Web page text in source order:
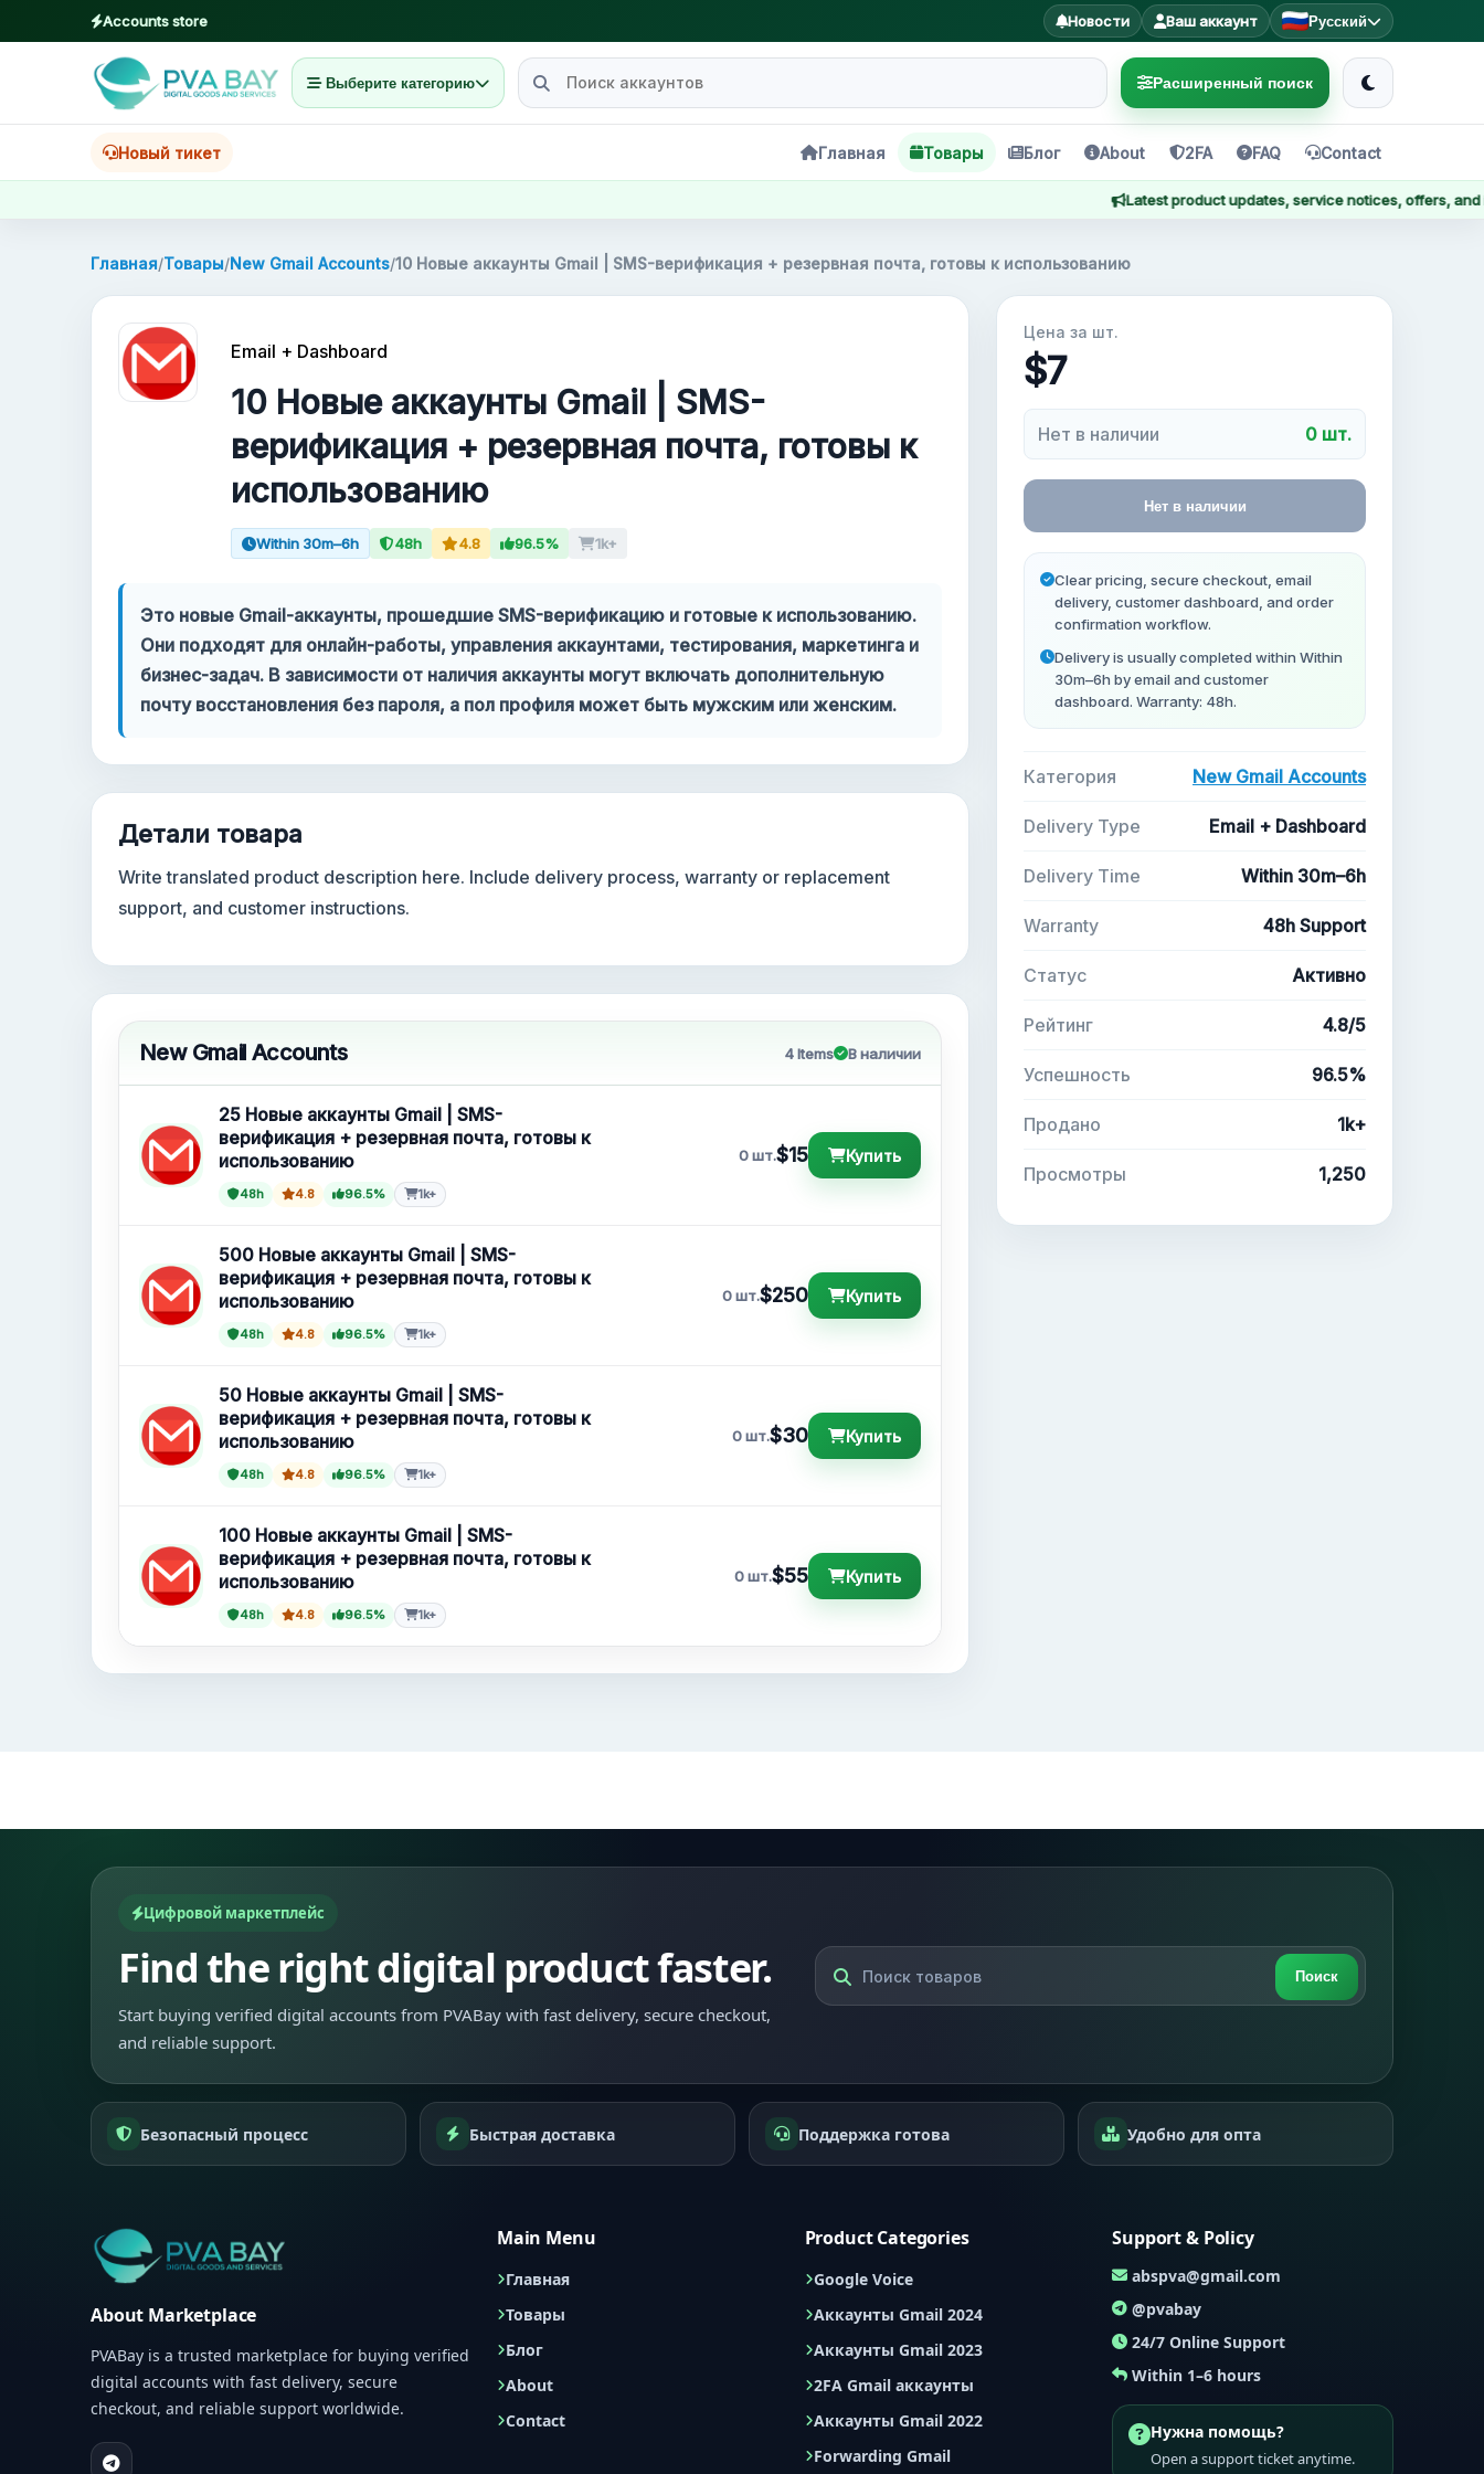
Accounts store Новости Ваш аккаунт Русский
Выберите категорию Расширенный поиск
Новый тикет Главная Товары Блог About 2FA FAQ Contact
Latest product updates, service notices, offers, and
Главная
About
Поддержка
Google Voice
Аккаунты Gmail 2024
Аккаунты Gmail 2023
2FA Gmail аккаунты
Новые Gmail аккаунты
Главная/Товары/New Gmail Accounts/10 Новые аккаунты Gmail | SMS-верификация + резервная почта, готовы к использованию
Email + Dashboard
10 Новые аккаунты Gmail | SMS-
верификация + резервная почта, готовы к
использованию
Within 30m–6h 48h 4.8 96.5% 1k+
Это новые Gmail-аккаунты, прошедшие SMS-верификацию и готовые к использованию.
Они подходят для онлайн-работы, управления аккаунтами, тестирования, маркетинга и
бизнес-задач. В зависимости от наличия аккаунты могут включать дополнительную
почту восстановления без пароля, а пол профиля может быть мужским или женским.
Цена за шт.
$7
Нет в наличии 0 шт.
Нет в наличии
Clear pricing, secure checkout, email
delivery, customer dashboard, and order
confirmation workflow.
Delivery is usually completed within Within
30m–6h by email and customer
dashboard. Warranty: 48h.
Категория New Gmail Accounts
Delivery Type Email + Dashboard
Delivery Time Within 30m–6h
Warranty 48h Support
Статус Активно
Рейтинг 4.8/5
Успешность 96.5%
Продано 1k+
Просмотры 1,250
Детали товара
Write translated product description here. Include delivery process, warranty or replacement
support, and customer instructions.
New Gmail Accounts 4 Items В наличии
25 Новые аккаунты Gmail | SMS-
верификация + резервная почта, готовы к
использованию
48h 4.8 96.5% 1k+
0 шт.$15 Купить
500 Новые аккаунты Gmail | SMS-
верификация + резервная почта, готовы к
использованию
48h 4.8 96.5% 1k+
0 шт.$250 Купить
50 Новые аккаунты Gmail | SMS-
верификация + резервная почта, готовы к
использованию
48h 4.8 96.5% 1k+
0 шт.$30 Купить
100 Новые аккаунты Gmail | SMS-
верификация + резервная почта, готовы к
использованию
48h 4.8 96.5% 1k+
0 шт.$55 Купить
Цифровой маркетплейс
Find the right digital product faster.
Start buying verified digital accounts from PVABay with fast delivery, secure checkout,
and reliable support.
Поиск
Безопасный процесс Быстрая доставка Поддержка готова Удобно для опта
About Marketplace
PVABay is a trusted marketplace for buying verified
digital accounts with fast delivery, secure
checkout, and reliable support worldwide.
Main Menu
Главная
Товары
Блог
About
Contact
Product Categories
Google Voice
Аккаунты Gmail 2024
Аккаунты Gmail 2023
2FA Gmail аккаунты
Аккаунты Gmail 2022
Forwarding Gmail
Support & Policy
abspva@gmail.com
@pvabay
24/7 Online Support
Within 1–6 hours
Нужна помощь?
Open a support ticket anytime.